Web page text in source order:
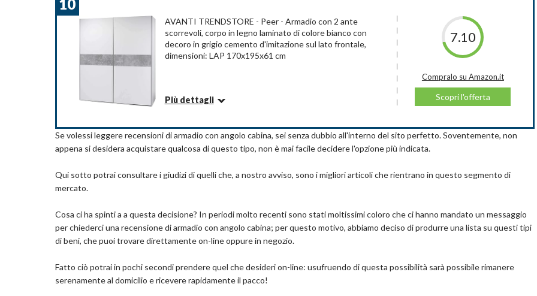
Peso: 4.48 Chilogrammi
Compralo su Amazon.it
Realizzato in plastica di elevata resistenza, ecologico e resistente ai graffi
Colore: Bianco - Materiale: Plastica, filo di ferro - Dimensione: 111 × 47 × 145cm - Vano singolo: 35 × 45 × 35cm -
Dettagli
Peso articolo: 10 Chilogrammi
Colore: Bianco
Compralo su Amazon.it
10
AVANTI TRENDSTORE - Peer - Armadio con 2 ante
scorrevoli, corpo in legno laminato di colore bianco con
decoro in grigio cemento d'imitazione sul lato frontale,
dimensioni: LAP 170x195x61 cm
7.10
Compralo su Amazon.it
Scopri l'offerta
Più dettagli
Armadio spazioso con 2 ante scorrevoli, all'interno è dotato di 1 ripiano ed 1 bastone appendiabiti per lato. Al
centro delle ante c'è una striscia decorativa che crea un bel contrasto con il corpo bianco del mobile. Suo design
"Pinturas", che si armonizza perfettamente in termini di stile e materiali (vedi articolo: B0777KH8R5).
stabile e resistente. Da combinare con ripiani aggiuntivi (vedi articolo: B0859BQTXZ).
Avanti Trendstore
Misure LAP ca. 170x195x61 cm
Dettagli
Se volessi leggere recensioni di armadio con angolo cabina, sei senza dubbio all'interno del sito perfetto. Soventemente, non
appena si desidera acquistare qualcosa di questo tipo, non è mai facile decidere l'opzione più indicata.
Qui sotto potrai consultare i giudizi di quelli che, a nostro avviso, sono i migliori articoli che rientrano in questo segmento di
mercato.
Cosa ci ha spinti a a questa decisione? In periodi molto recenti sono stati moltissimi coloro che ci hanno mandato un messaggio
per chiederci una recensione di armadio con angolo cabina; per questo motivo, abbiamo deciso di produrre una lista su questi tipi
di beni, che puoi trovare direttamente on-line oppure in negozio.
Fatto ciò potrai in pochi secondi prendere quel che desideri on-line: usufruendo di questa possibilità sarà possibile rimanere
serenamente al domicilio e ricevere rapidamente il pacco!